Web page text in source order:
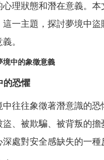
心理狀態和潛在意義。本
這一主題，探討夢境中
。
境中的象徵意義
的恐懼
中往往象徵著潛意識的
盜、被欺騙、被背叛的
處對安全感缺失的一種